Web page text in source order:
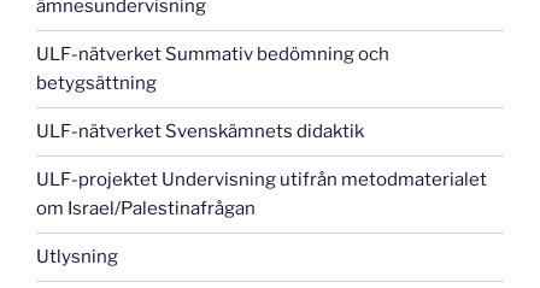
ämnesundervisning
ULF-nätverket Summativ bedömning och
betygsättning
ULF-nätverket Svenskämnets didaktik
ULF-projektet Undervisning utifrån metodmaterialet
om Israel/Palestinafrågan
Utlysning